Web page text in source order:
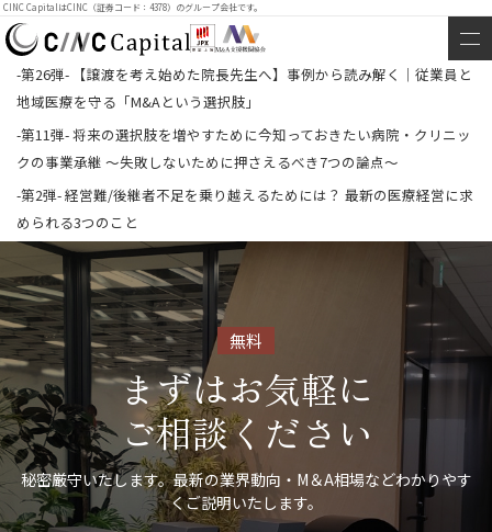
CINC CapitalはCINC（証券コード：4378）のグループ会社です。
-第26弾- 【譲渡を考え始めた院長先生へ】事例から読み解く│従業員と
地域医療を守る「M&Aという選択肢」
-第11弾- 将来の選択肢を増やすために今知っておきたい病院・クリニッ
クの事業承継 ～失敗しないために押さえるべき7つの論点～
-第2弾- 経営難/後継者不足を乗り越えるためには？ 最新の医療経営に求
められる3つのこと
無料
まずはお気軽に
ご相談ください
秘密厳守いたします。最新の業界動向・M＆A相場などわかりやす
くご説明いたします。